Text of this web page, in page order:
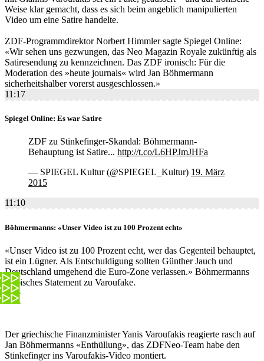
Weise klar gemacht, dass es sich beim angeblich manipulierten
Video um eine Satire handelte.
ZDF-Programmdirektor Norbert Himmler sagte Spiegel Online:
«Wir sehen uns gezwungen, das Neo Magazin Royale zukünftig als
Satiresendung zu kennzeichnen. Das ZDF ironisch: Für die
Moderation des »heute journals« wird Jan Böhmermann
sicherheitshalber vorerst ausgeschlossen.»
11:17
Spiegel Online: Es war Satire
ZDF zu Stinkefinger-Skandal: Böhmermann-
Behauptung ist Satire... http://t.co/L6HPJmJHFa
— SPIEGEL Kultur (@SPIEGEL_Kultur) 19. März
2015
11:10
Böhmermanns: «Unser Video ist zu 100 Prozent echt»
«Unser Video ist zu 100 Prozent echt, wer das Gegenteil behauptet,
ist ein Lügner. Als Entschuldigung sollten Günther Jauch und
Deutschland umgehend die Euro-Zone verlassen.» Böhmermanns
satirisches Statement zu Varoufake.
Der griechische Finanzminister Yanis Varoufakis reagierte rasch auf
Jan Böhmermanns «Enthüllung», das ZDFNeo-Team habe den
Stinkefinger ins Varoufakis-Video montiert.